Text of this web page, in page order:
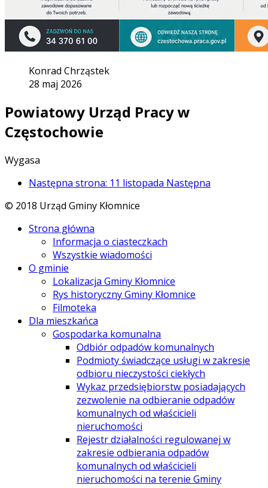
Konrad Chrząstek
28 maj 2026
Powiatowy Urząd Pracy w
Częstochowie
Wygasa
Następna strona: 11 listopada Następna
© 2018 Urząd Gminy Kłomnice
Strona główna
Informacja o ciasteczkach
Wszystkie wiadomości
O gminie
Lokalizacja Gminy Kłomnice
Rys historyczny Gminy Kłomnice
Filmoteka
Dla mieszkańca
Gospodarka komunalna
Odbiór odpadów komunalnych
Podmioty świadczące usługi w zakresie
odbioru nieczystości ciekłych
Wykaz przedsiębiorstw posiadających
zezwolenie na odbieranie odpadów
komunalnych od właścicieli
nieruchomości
Rejestr działalności regulowanej w
zakresie odbierania odpadów
komunalnych od właścicieli
nieruchomości na terenie Gminy